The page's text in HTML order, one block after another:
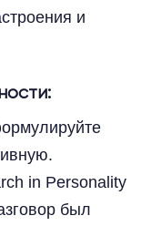
и
in Personality
был